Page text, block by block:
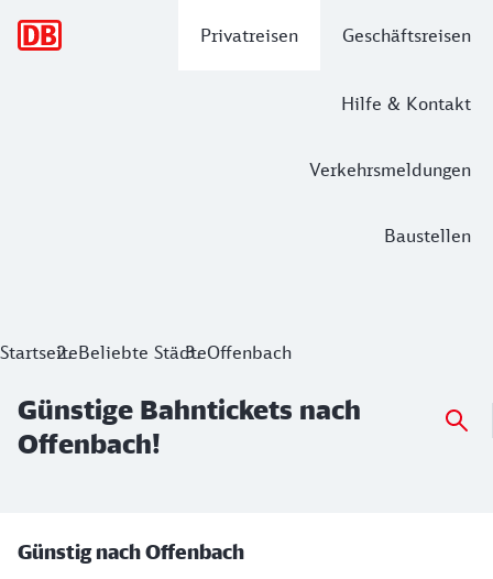
Privatreisen Geschäftsreisen
Hilfe & Kontakt
Verkehrsmeldungen
Baustellen
StartseiteBeliebte StädteOffenbach
Günstige Bahntickets nach
Offenbach!
Ihre Buchungsmöglichkeiten
Günstig nach Offenbach